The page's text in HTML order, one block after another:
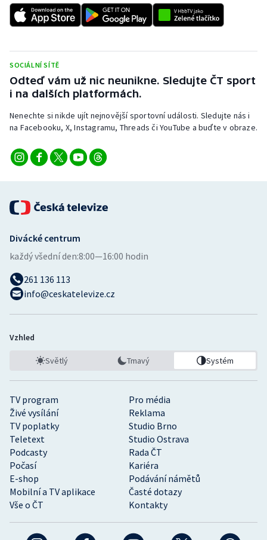
SOCIÁLNÍ SÍTĚ
Odteď vám už nic neunikne. Sledujte ČT sport
i na dalších platformách.
Nenechte si nikde ujít nejnovější sportovní události. Sledujte nás i
na Facebooku, X, Instagramu, Threads či YouTube a buďte v obraze.
TV program
Pro média
Živé vysílání
Reklama
TV poplatky
Studio Brno
Teletext
Studio Ostrava
Podcasty
Rada ČT
Počasí
Kariéra
E-shop
Podávání námětů
Mobilní a TV aplikace
Časté dotazy
Vše o ČT
Kontakty
Divácké centrum
každý všední den:8:00—16:00 hodin
261 136 113
info@ceskatelevize.cz
Vzhled
Světlý Tmavý Systém